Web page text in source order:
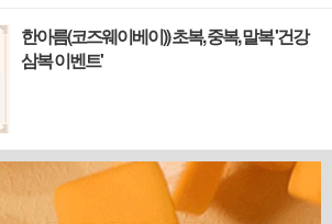
홍콩. 이 역동적인 글로벌 허브의 중심에서 한국
의 깊이 있는 문화유산과 세계적 감각을 잇는 새
한아름(코즈웨이베이)) 초복, 중복, 말복 '건강
삼복 이벤트'